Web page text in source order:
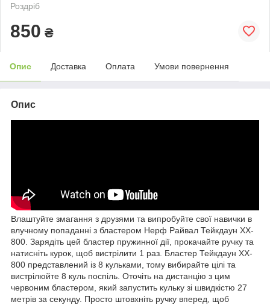
Роздріб
850 ₴
Опис Доставка Оплата Умови повернення
Опис
Влаштуйте змагання з друзями та випробуйте свої навички в
влучному попаданні з бластером Нерф Райвал Тейкдаун XX-
800. Зарядіть цей бластер пружинної дії, прокачайте ручку та
натисніть курок, щоб вистрілити 1 раз. Бластер Тейкдаун XX-
800 представлений із 8 кульками, тому вибирайте цілі та
вистрілюйте 8 куль поспіль. Оточіть на дистанцію з цим
червоним бластером, який запустить кульку зі швидкістю 27
метрів за секунду. Просто штовхніть ручку вперед, щоб